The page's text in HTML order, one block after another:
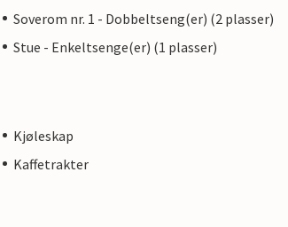
Soverom nr. 1 - Dobbeltseng(er) (2 plasser)
Stue - Enkeltsenge(er) (1 plasser)
Kjøleskap
Kaffetrakter